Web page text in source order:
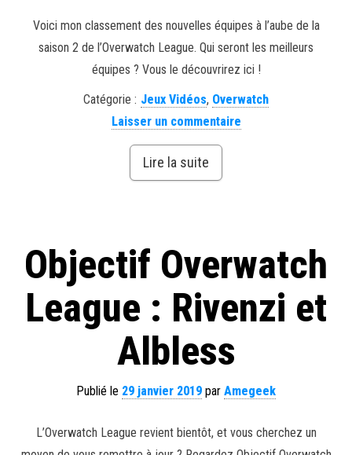
Voici mon classement des nouvelles équipes à l’aube de la
saison 2 de l’Overwatch League. Qui seront les meilleurs
équipes ? Vous le découvrirez ici !
Catégorie : Jeux Vidéos, Overwatch
Laisser un commentaire
Lire la suite
Objectif Overwatch
League : Rivenzi et
Albless
Publié le 29 janvier 2019 par Amegeek
L’Overwatch League revient bientôt, et vous cherchez un